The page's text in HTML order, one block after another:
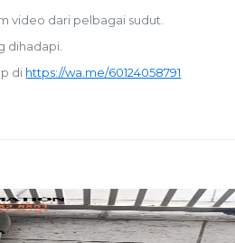
video dari pelbagai sudut.
dihadapi.
di https://wa.me/60124058791